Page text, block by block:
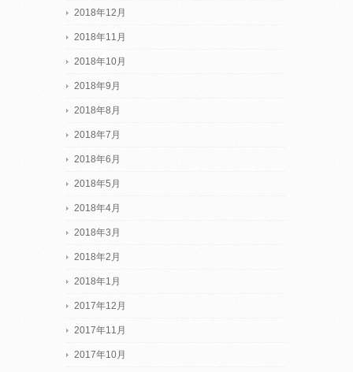
2018年12月
2018年11月
2018年10月
2018年9月
2018年8月
2018年7月
2018年6月
2018年5月
2018年4月
2018年3月
2018年2月
2018年1月
2017年12月
2017年11月
2017年10月